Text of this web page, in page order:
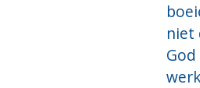
niet